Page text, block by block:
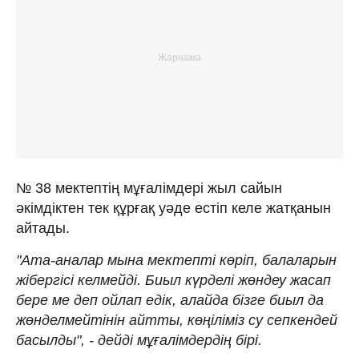
№ 38 мектептің мұғалімдері жыл сайын
әкімдіктен тек құрғақ уәде естіп келе жатқанын
айтады.
"Ата-аналар мына мектепті көріп, балаларын
жібергісі келмейді. Биыл күрделі жөндеу жасап
бере ме деп ойлап едік, алайда бізге биыл да
жөнделмейтінін айтты, көңіліміз су сепкендей
басылды", - дейді мұғалімдердің бірі.